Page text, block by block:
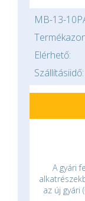
MB-13-
Elérhető:
Szállításiidő:
A gyári
az új gyári